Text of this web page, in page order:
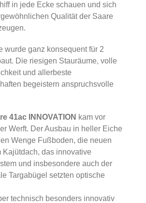
in jede Ecke schauen und sich
Qualität der Saare
wurde ganz konsequent für 2
Die riesigen Stauräume, volle
und allerbeste
begeistern anspruchsvolle
41ac INNOVATION kam vor
Werft. Der Ausbau in heller Eiche
Wenge Fußboden, die neuen
Kajütdach, das innovative
und insbesondere auch der
Targabügel setzten optische
technisch besonders innovativ